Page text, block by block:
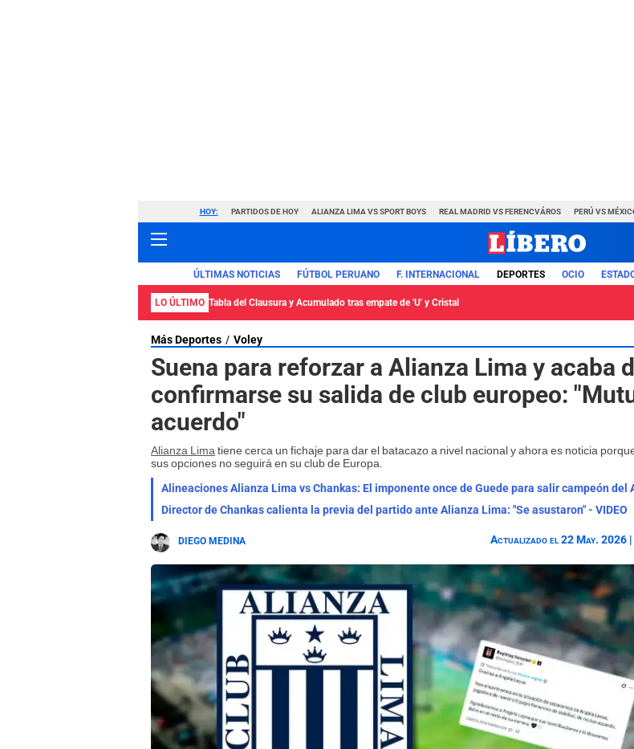
HOY: PARTIDOS DE HOY ALIANZA LIMA VS SPORT BOYS REAL MADRID VS FERENCVÁROS PERÚ VS
ÚLTIMAS NOTICIAS FÚTBOL PERUANO F. INTERNACIONAL DEPORTES OCIO
LO ÚLTIMO Tabla del Clausura y Acumulado tras empate de 'U' y Cristal
Más Deportes Voley
Suena para reforzar a Alianza Lima y acaba
confirmarse su salida de club europeo:
acuerdo"
Alianza Lima tiene cerca un fichaje para dar el batacazo a nivel nacional y ahora es noticia
sus opciones no seguirá en su club de Europa.
Director de Chankas calienta la previa del partido ante Alianza Lima: "Se asustaron" - VIDEO
DIEGO MEDINA Actualizado el 22 May. 2026